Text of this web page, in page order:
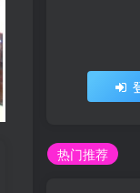
热门推荐